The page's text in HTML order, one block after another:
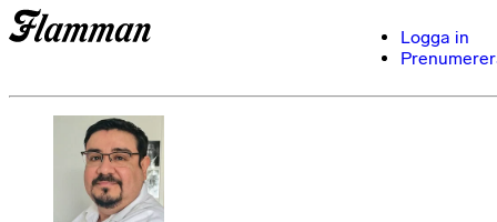
Logga in